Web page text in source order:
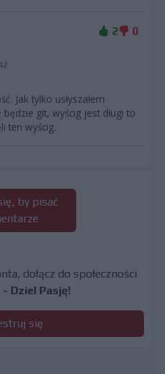
2 0
Jak tylko usłyszałem
git, wyścig jest długi to
ten wyścig.
by pisać
dołącz do społeczności
Dziel Pasję!
się